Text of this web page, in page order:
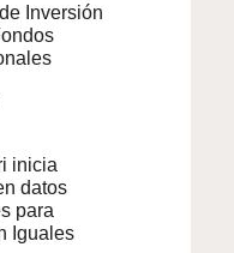
Inversión
inicia
datos
para
Iguales